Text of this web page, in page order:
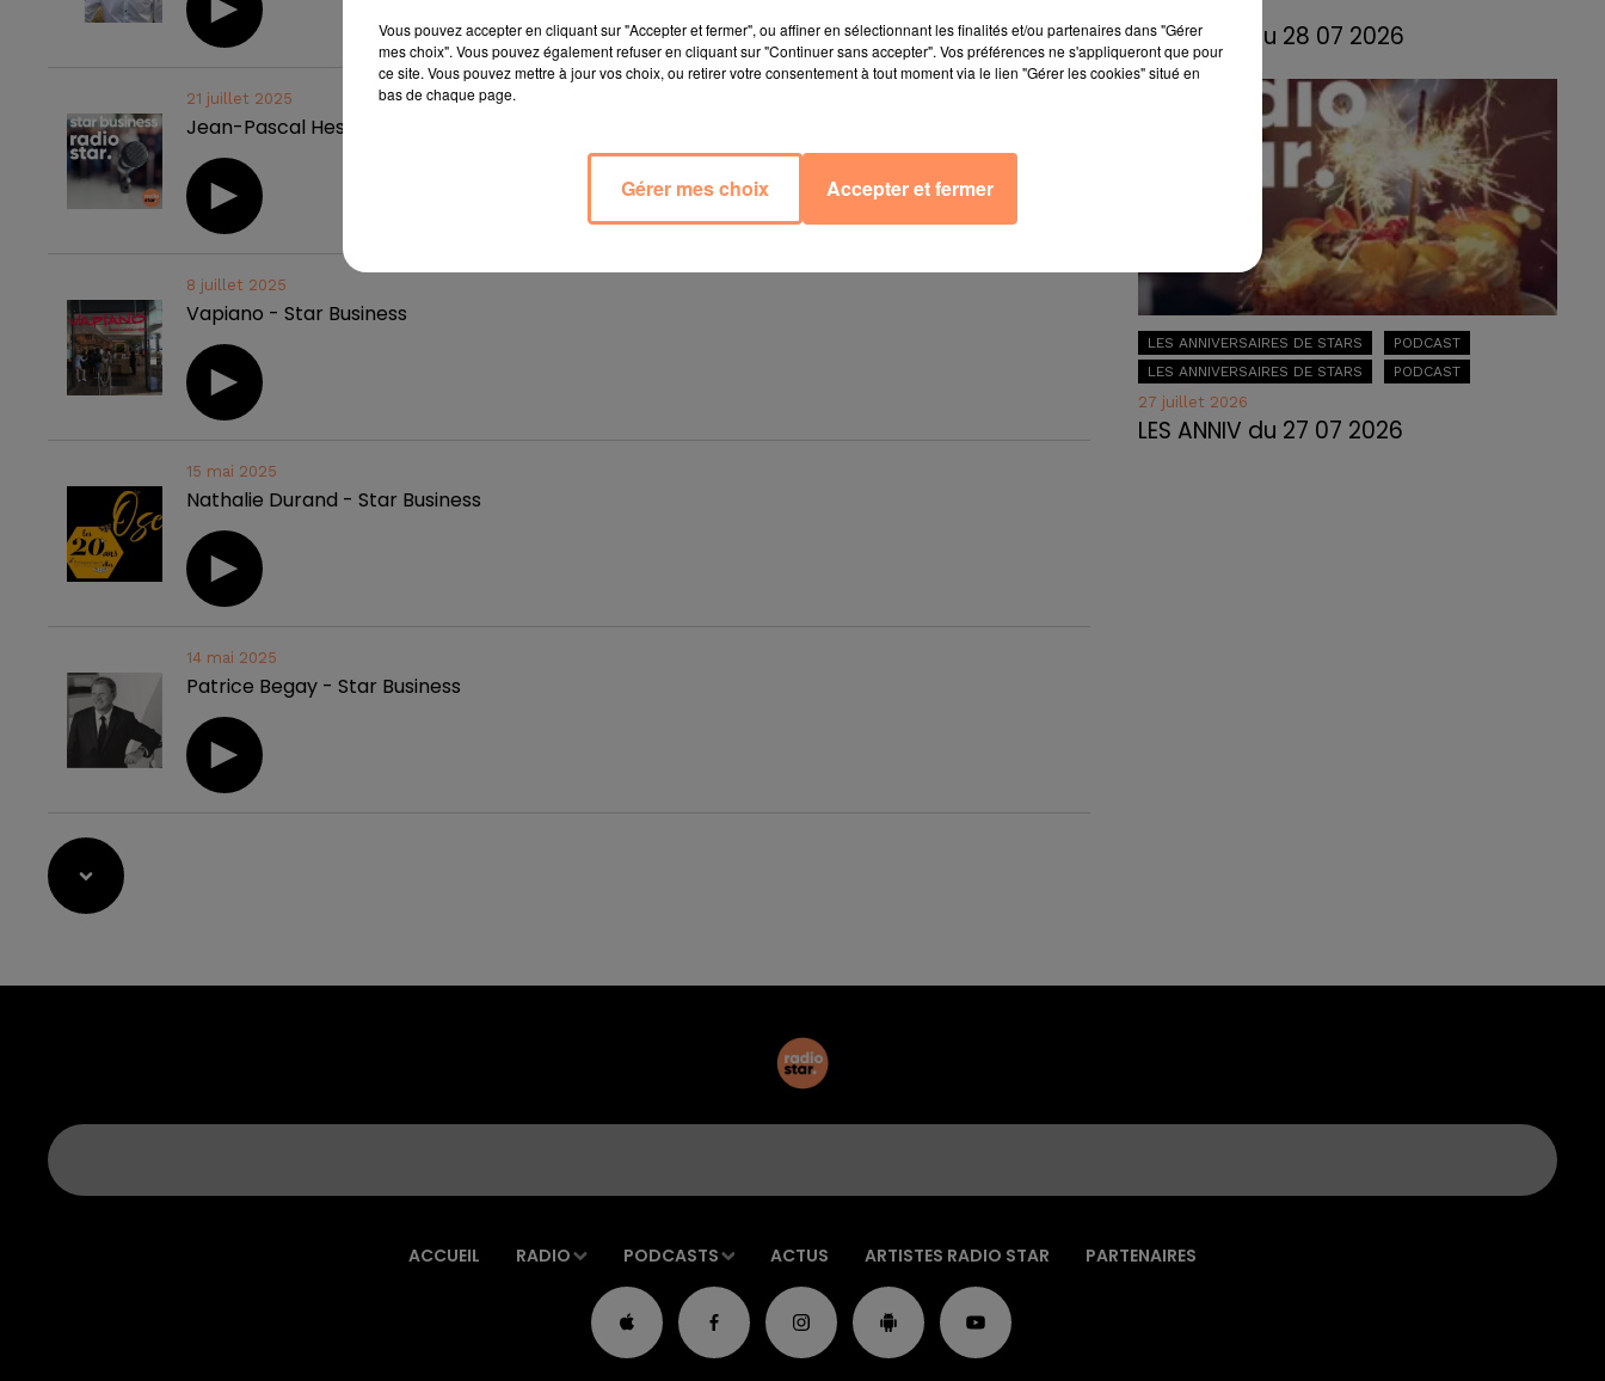
21 juillet 2025
Jean-Pascal Hesse, Salon de Provence - Star Business
8 juillet 2025
Vapiano - Star Business
15 mai 2025
Nathalie Durand - Star Business
14 mai 2025
Patrice Begay - Star Business
LES ANNIV du 28 07 2026
LES ANNIVERSAIRES DE STARS
PODCAST
LES ANNIVERSAIRES DE STARS
PODCAST
27 juillet 2026
LES ANNIV du 27 07 2026
ACCUEIL RADIO PODCASTS ACTUS ARTISTES RADIO STAR PARTENAIRES
Vous pouvez accepter en cliquant sur "Accepter et fermer", ou affiner en sélectionnant les finalités et/ou partenaires dans "Gérer
mes choix". Vous pouvez également refuser en cliquant sur "Continuer sans accepter". Vos préférences ne s'appliqueront que pour
ce site. Vous pouvez mettre à jour vos choix, ou retirer votre consentement à tout moment via le lien "Gérer les cookies" situé en
bas de chaque page.
Gérer mes choix Accepter et fermer